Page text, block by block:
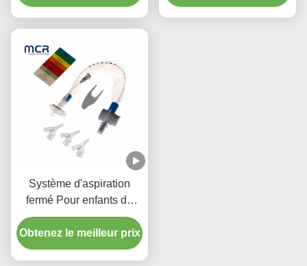
Système d'aspiration
fermé Pour enfants de
type 72H
Obtenez le meilleur prix